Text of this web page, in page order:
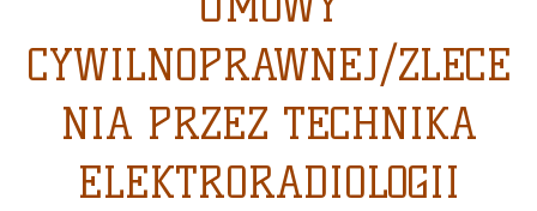
CYWILNOPRAWNEJ/ZLECE
NIA PRZEZ TECHNIKA
ELEKTRORADIOLOGII